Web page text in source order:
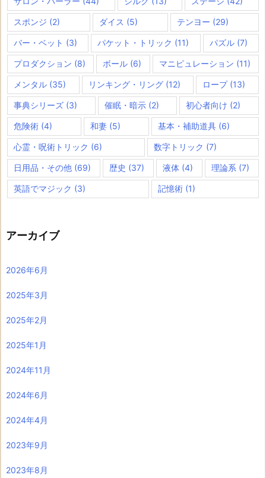
スポンジ (2) ダイス (5) テンヨー (29)
バー・ベット (3) パケット・トリック (11) パズル(7)
プロダクション (8) ボール (6) マニピュレーション (11)
メンタル (35) リンキング・リング(12) ロープ(13)
事典シリーズ (3) 催眠・暗示(2) 初心者向け (2)
危険術 (4) 和妻(5) 基本・補助道具 (6)
心霊・呪術トリック (6) 数字トリック (7)
日用品・その他 (69) 歴史 (37) 液体 (4) 理論系 (7)
英語でマジック (3) 記憶術 (1)
アーカイブ
2026年6月
2025年3月
2025年2月
2025年1月
2024年11月
2024年6月
2024年4月
2023年9月
2023年8月